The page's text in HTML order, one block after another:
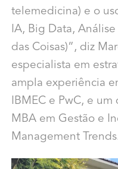
telemedicina) e o
IA, Big Data,
das Coisas)”, diz
especialista em
ampla experiência
IBMEC e PwC, e
MBA em Gestão e
Management